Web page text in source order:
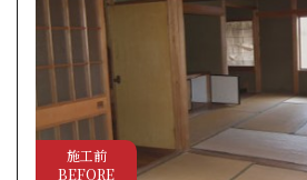
施工前
BEFORE